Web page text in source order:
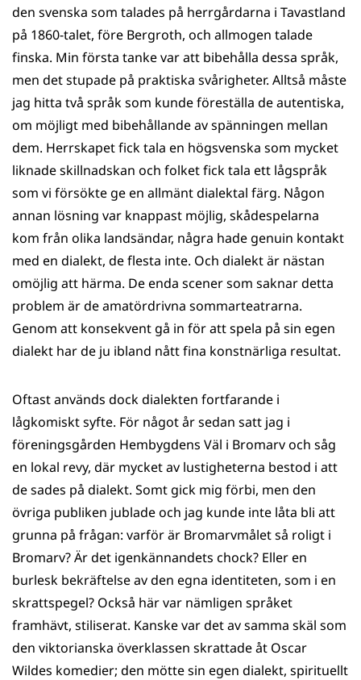
den svenska som talades på herrgårdarna i Tavastland
på 1860-talet, före Bergroth, och allmogen talade
finska. Min första tanke var att bibehålla dessa språk,
men det stupade på praktiska svårigheter. Alltså måste
jag hitta två språk som kunde föreställa de autentiska,
om möjligt med bibehållande av spänningen mellan
dem. Herrskapet fick tala en högsvenska som mycket
liknade skillnadskan och folket fick tala ett lågspråk
som vi försökte ge en allmänt dialektal färg. Någon
annan lösning var knappast möjlig, skådespelarna
kom från olika landsändar, några hade genuin kontakt
med en dialekt, de flesta inte. Och dialekt är nästan
omöjlig att härma. De enda scener som saknar detta
problem är de amatördrivna sommarteatrarna.
Genom att konsekvent gå in för att spela på sin egen
dialekt har de ju ibland nått fina konstnärliga resultat.
Oftast används dock dialekten fortfarande i
lågkomiskt syfte. För något år sedan satt jag i
föreningsgården Hembygdens Väl i Bromarv och såg
en lokal revy, där mycket av lustigheterna bestod i att
de sades på dialekt. Somt gick mig förbi, men den
övriga publiken jublade och jag kunde inte låta bli att
grunna på frågan: varför är Bromarvmålet så roligt i
Bromarv? Är det igenkännandets chock? Eller en
burlesk bekräftelse av den egna identiteten, som i en
skrattspegel? Också här var nämligen språket
framhävt, stiliserat. Kanske var det av samma skäl som
den viktorianska överklassen skrattade åt Oscar
Wildes komedier; den mötte sin egen dialekt, spirituellt